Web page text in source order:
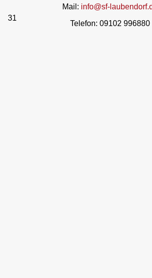
31
Mail: info@sf-
Telefon: 09102 996880